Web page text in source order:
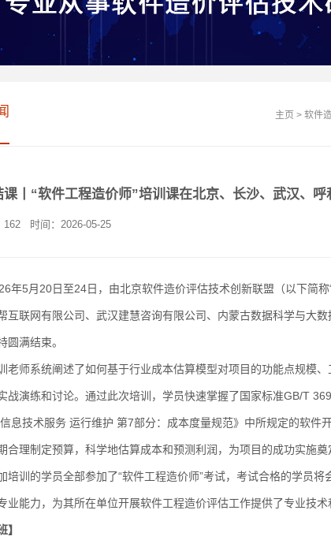
主页 > 软件
课丨“软件工程造价师”培训课在北京、长沙、武汉、呼
162 时间：2026-05-25
5月20日至24日，由北京软件造价评估技术创新联盟（以下简
互联网有限公司、武汉建慧咨询有限公司、内蒙古数据科学与大数
圆满结束。
师系统阐述了如何基于行业成本估算模型对项目的功能点规模、
战演练和讨论。通过此次培训，学员快速掌握了国家标准GB/T
息技术服务 运行维护 第7部分：成本度量规范》中所规定的软件
合理制定预算，科学地估算成本和预测利润，为项目的成功实施奠
训的学员全部参加了“软件工程造价师”考试，考试合格的学员将
业能力，为其所在单位开展软件工程造价评估工作提供了专业技术
】